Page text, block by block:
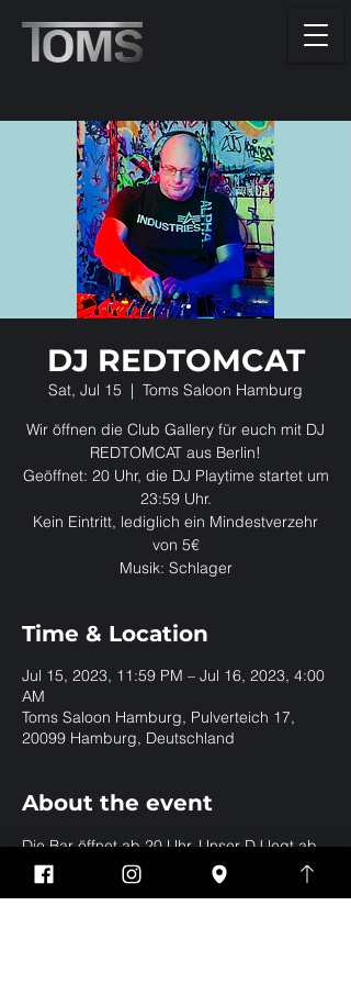
DJ REDTOMCAT
Sat, Jul 15
  |
Toms Saloon Hamburg
Wir öffnen die Club Gallery für euch mit DJ
REDTOMCAT aus Berlin!
Geöffnet: 20 Uhr, die DJ Playtime startet um
23:59 Uhr.
Kein Eintritt, lediglich ein Mindestverzehr
von 5€
Musik: Schlager
Time & Location
Jul 15, 2023, 11:59 PM – Jul 16, 2023, 4:00
AM
Toms Saloon Hamburg, Pulverteich 17,
20099 Hamburg, Deutschland
About the event
Die Bar öffnet ab 20 Uhr. Unser DJ legt ab
23:59 Uhr in der Club Gallery auf.